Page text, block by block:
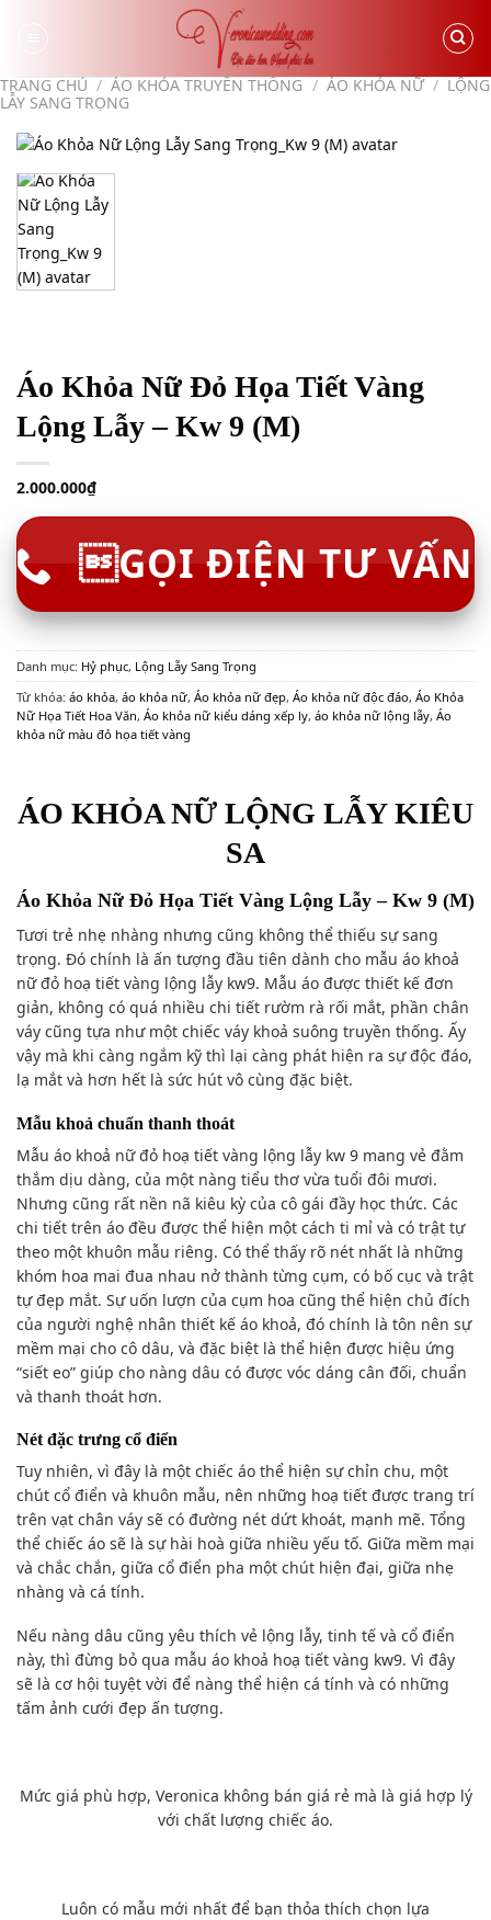
TRANG CHỦ / ÁO KHỎA TRUYỀN THỐNG / ÁO KHỎA NỮ / LỘNG
LẪY SANG TRỌNG
Áo Khỏa Nữ Đỏ Họa Tiết Vàng
Lộng Lẫy – Kw 9 (M)
2.000.000₫
GỌI ĐIỆN TƯ VẤN
Danh mục: Hỷ phục, Lộng Lẫy Sang Trọng
Từ khóa: áo khỏa, áo khỏa nữ, Áo khỏa nữ đẹp, Áo khỏa nữ độc đáo, Áo Khỏa
Nữ Họa Tiết Hoa Văn, Áo khỏa nữ kiểu dáng xếp ly, áo khỏa nữ lộng lẫy, Áo
khỏa nữ màu đỏ họa tiết vàng
ÁO KHỎA NỮ LỘNG LẪY KIÊU
SA
Áo Khỏa Nữ Đỏ Họa Tiết Vàng Lộng Lẫy – Kw 9 (M)
Tươi trẻ nhẹ nhàng nhưng cũng không thể thiếu sự sang
trọng. Đó chính là ấn tượng đầu tiên dành cho mẫu áo khoả
nữ đỏ hoạ tiết vàng lộng lẫy kw9. Mẫu áo được thiết kế đơn
giản, không có quá nhiều chi tiết rườm rà rối mắt, phần chân
váy cũng tựa như một chiếc váy khoả suông truyền thống. Ấy
vậy mà khi càng ngắm kỹ thì lại càng phát hiện ra sự độc đáo,
lạ mắt và hơn hết là sức hút vô cùng đặc biệt.
Mẫu khoả chuẩn thanh thoát
Mẫu áo khoả nữ đỏ hoạ tiết vàng lộng lẫy kw 9 mang vẻ đằm
thắm dịu dàng, của một nàng tiểu thơ vừa tuổi đôi mươi.
Nhưng cũng rất nền nã kiêu kỳ của cô gái đầy học thức. Các
chi tiết trên áo đều được thể hiện một cách ti mỉ và có trật tự
theo một khuôn mẫu riêng. Có thể thấy rõ nét nhất là những
khóm hoa mai đua nhau nở thành từng cụm, có bố cục và trật
tự đẹp mắt. Sự uốn lượn của cụm hoa cũng thể hiện chủ đích
của người nghệ nhân thiết kế áo khoả, đó chính là tôn nên sự
mềm mại cho cô dâu, và đặc biệt là thể hiện được hiệu ứng
“siết eo” giúp cho nàng dâu có được vóc dáng cân đối, chuẩn
và thanh thoát hơn.
Nét đặc trưng cổ điển
Tuy nhiên, vì đây là một chiếc áo thể hiện sự chỉn chu, một
chút cổ điển và khuôn mẫu, nên những hoạ tiết được trang trí
trên vạt chân váy sẽ có đường nét dứt khoát, mạnh mẽ. Tổng
thể chiếc áo sẽ là sự hài hoà giữa nhiều yếu tố. Giữa mềm mại
và chắc chắn, giữa cổ điển pha một chút hiện đại, giữa nhẹ
nhàng và cá tính.
Nếu nàng dâu cũng yêu thích vẻ lộng lẫy, tinh tế và cổ điển
này, thì đừng bỏ qua mẫu áo khoả hoạ tiết vàng kw9. Vì đây
sẽ là cơ hội tuyệt vời để nàng thể hiện cá tính và có những
tấm ảnh cưới đẹp ấn tượng.
Mức giá phù hợp, Veronica không bán giá rẻ mà là giá hợp lý
với chất lượng chiếc áo.
Luôn có mẫu mới nhất để bạn thỏa thích chọn lựa